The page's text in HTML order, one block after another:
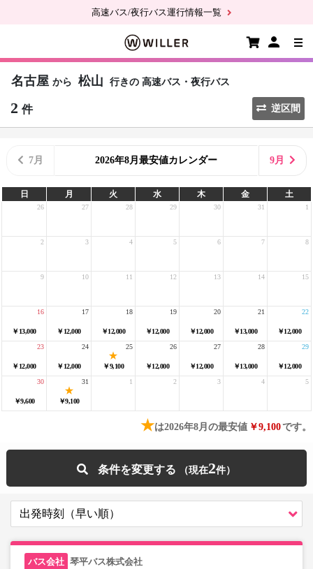
高速バス/夜行バス運行情報一覧
名古屋 から 松山 行きの 高速バス・夜行バス
2 件 逆区間
7月 2026年8月最安値カレンダー 9月
日 月 火 水 木 金 土
26 27 28 29 30 31 1
2 3 4 5 6 7 8
9 10 11 12 13 14 15
￥13,000
16
￥12,000
17
￥12,000
18
￥12,000
19
￥12,000
20
￥13,000
21
￥12,000
22
￥12,000
23
￥12,000
24
￥9,100
25
￥12,000
26
￥12,000
27
￥13,000
28
￥12,000
29
￥9,600
30
￥9,100
31 1 2 3 4 5
★は2026年8月の最安値 ￥9,100です。
条件を変更する 2
琴平バス株式会社